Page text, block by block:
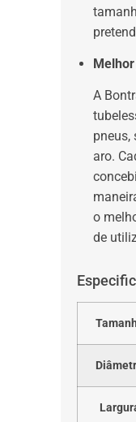
A
pneus,
aro.
o
de